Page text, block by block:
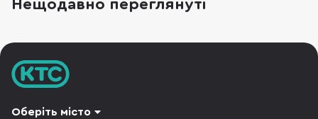
материнської плати, відеокарти і особливо
дисків, тобто ще й збереження особистих
Нещодавно переглянуті
Оберіть місто